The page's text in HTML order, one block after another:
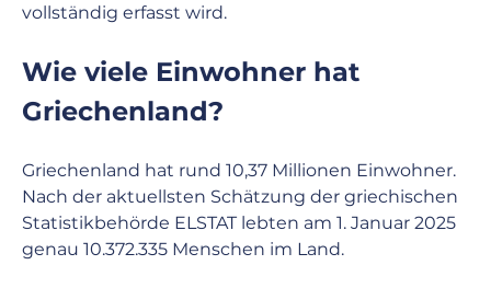
vollständig erfasst wird.
Wie viele Einwohner hat
Griechenland?
Griechenland hat rund 10,37 Millionen Einwohner.
Nach der aktuellsten Schätzung der griechischen
Statistikbehörde ELSTAT lebten am 1. Januar 2025
genau 10.372.335 Menschen im Land.